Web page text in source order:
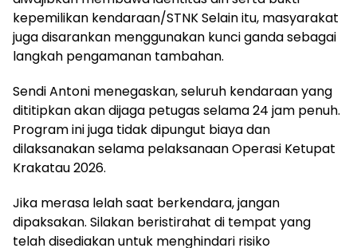
kepemilikan kendaraan/STNK Selain itu, masyarakat
juga disarankan menggunakan kunci ganda sebagai
langkah pengamanan tambahan.
Sendi Antoni menegaskan, seluruh kendaraan yang
dititipkan akan dijaga petugas selama 24 jam penuh.
Program ini juga tidak dipungut biaya dan
dilaksanakan selama pelaksanaan Operasi Ketupat
Krakatau 2026.
Jika merasa lelah saat berkendara, jangan
dipaksakan. Silakan beristirahat di tempat yang
telah disediakan untuk menghindari risiko